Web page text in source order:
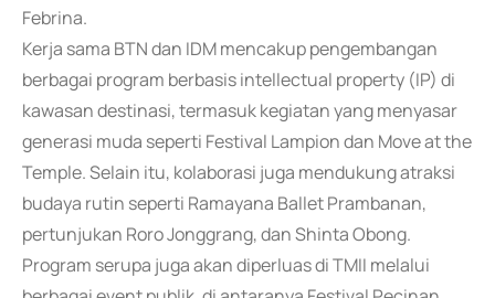
Febrina.
Kerja sama BTN dan IDM mencakup pengembangan
berbagai program berbasis intellectual property (IP) di
kawasan destinasi, termasuk kegiatan yang menyasar
generasi muda seperti Festival Lampion dan Move at the
Temple. Selain itu, kolaborasi juga mendukung atraksi
budaya rutin seperti Ramayana Ballet Prambanan,
pertunjukan Roro Jonggrang, dan Shinta Obong.
Program serupa juga akan diperluas di TMII melalui